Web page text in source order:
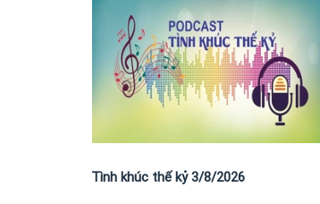
Tình khúc thế kỷ 3/8/2026